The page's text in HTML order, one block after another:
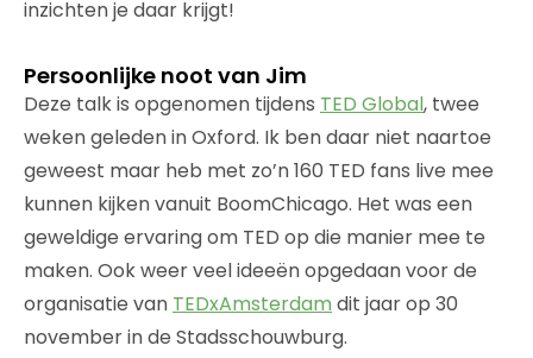
inzichten je daar krijgt!
Persoonlijke noot van Jim
Deze talk is opgenomen tijdens TED Global, twee
weken geleden in Oxford. Ik ben daar niet naartoe
geweest maar heb met zo’n 160 TED fans live mee
kunnen kijken vanuit BoomChicago. Het was een
geweldige ervaring om TED op die manier mee te
maken. Ook weer veel ideeën opgedaan voor de
organisatie van TEDxAmsterdam dit jaar op 30
november in de Stadsschouwburg.